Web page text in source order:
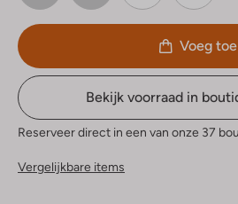
Voeg toe
Bekijk voorraad in
Reserveer direct in een van onze 37
Vergelijkbare items